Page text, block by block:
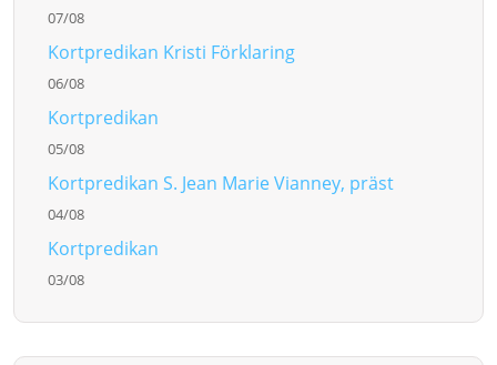
07/08
Kortpredikan Kristi Förklaring
06/08
Kortpredikan
05/08
Kortpredikan S. Jean Marie Vianney, präst
04/08
Kortpredikan
03/08